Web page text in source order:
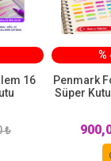
16
₺
%
Penmark
Süper